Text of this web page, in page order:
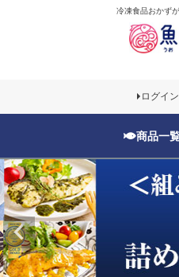
冷凍食品おかず
ログイン
商品一